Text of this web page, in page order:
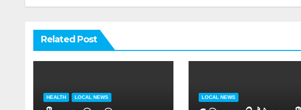
Related Post
HEALTH LOCAL NEWS LOCAL NEWS